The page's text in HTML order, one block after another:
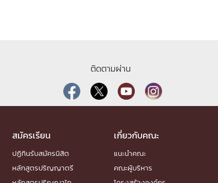
ติดตามผ่าน
สมัครเรียน
ปฏิทินรับสมัครนิสิต
หลักสูตรปริญญาตรี
เกี่ยวกับคณะ
แนะนำคณะ
คณะผู้บริหาร